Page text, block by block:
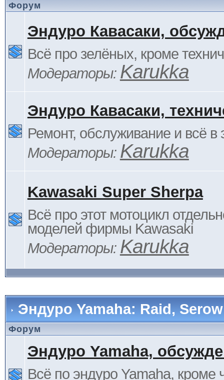
Форум
Эндуро Кавасаки,
Всё про зелёных, кроме
Модераторы: Karukka
Эндуро Кавасаки,
Ремонт, обслуживание и всё в
Модераторы: Karukka
Kawasaki Super Sherpa
Всё про этот мотоцикл
моделей фирмы Kawasaki
Модераторы: Karukka
Эндуро Yamaha: Raid,
Форум
Эндуро Yamaha,
Всё по эндуро Yamaha, кроме